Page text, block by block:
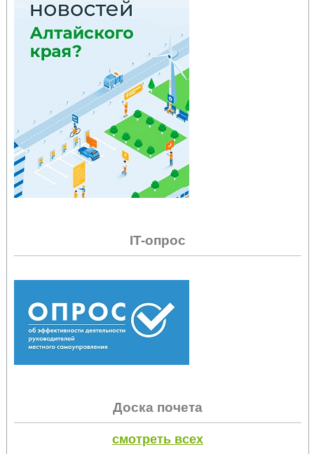
IT-опрос
Доска почета
смотреть всех